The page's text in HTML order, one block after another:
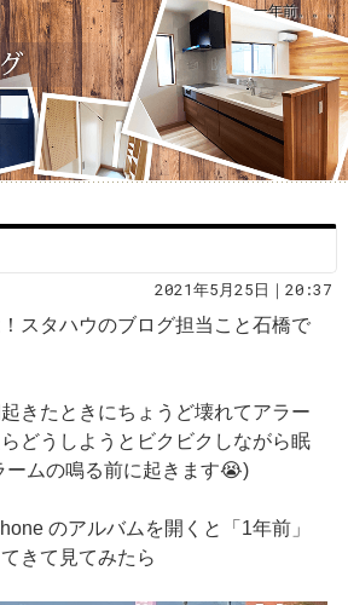
一年前。。。
2021年5月25日｜20:37
スタハウのブログ担当こと石橋で
きたときにちょうど壊れてアラー
どうしようとビクビクしながら眠
ームの鳴る前に起きます😭)
のアルバムを開くと「1年前」
きて見てみたら